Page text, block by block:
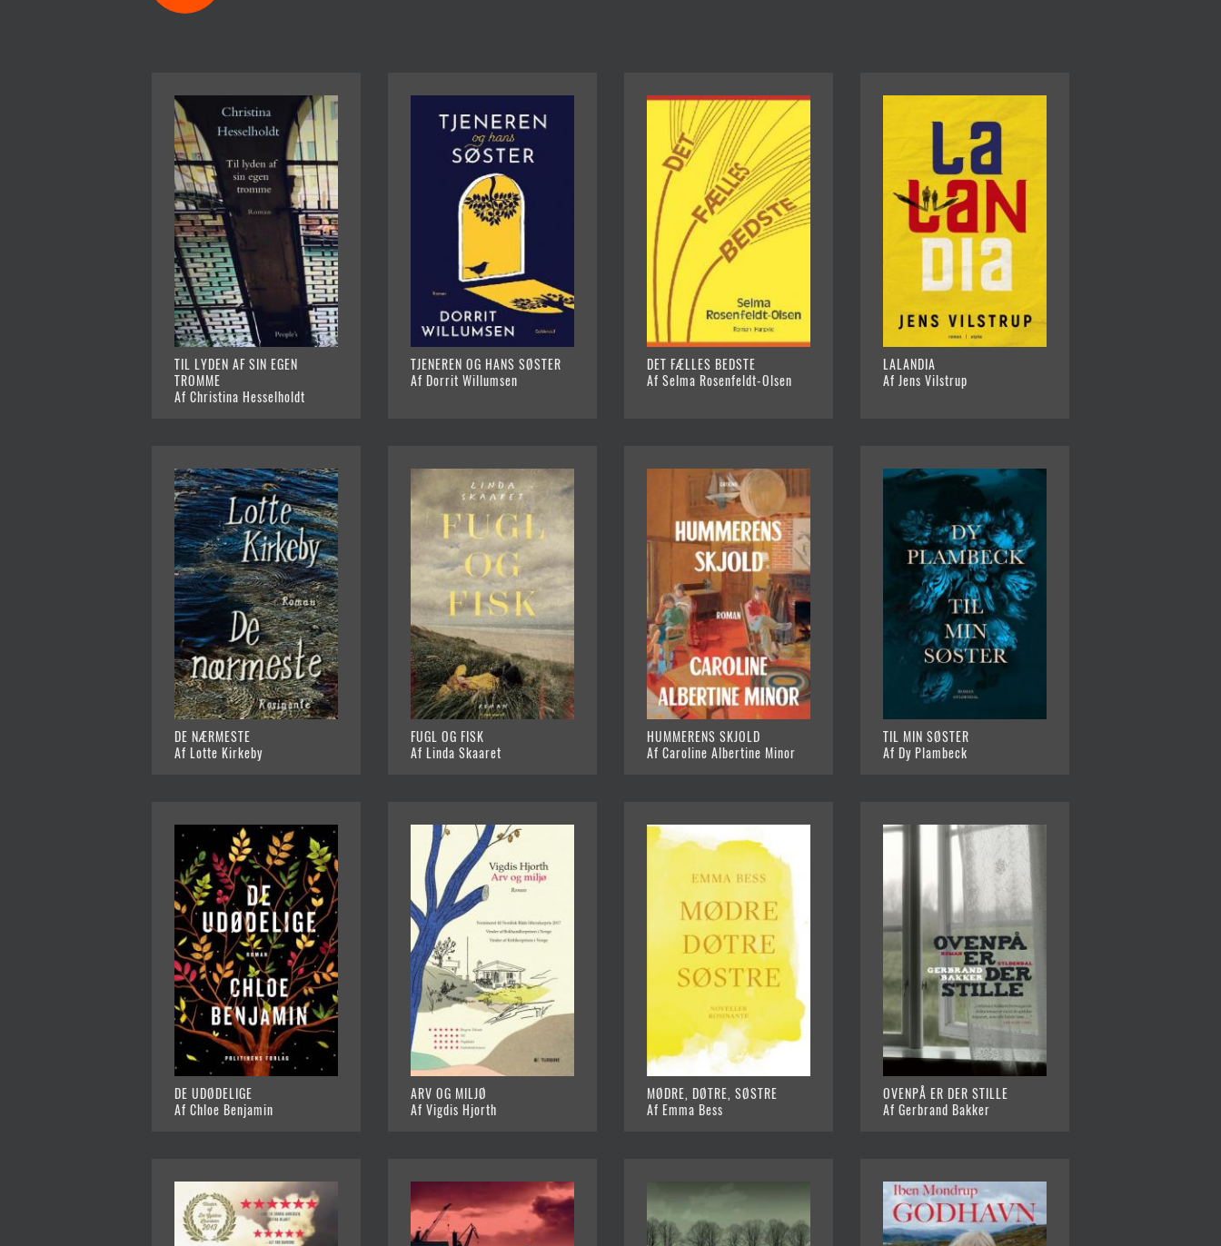
TIL LYDEN AF SIN EGEN
TROMME
Af Christina Hesselholdt
TJENEREN OG HANS SØSTER
Af Dorrit Willumsen
DET FÆLLES BEDSTE
Af Selma Rosenfeldt-Olsen
LALANDIA
Af Jens Vilstrup
DE NÆRMESTE
Af Lotte Kirkeby
FUGL OG FISK
Af Linda Skaaret
HUMMERENS SKJOLD
Af Caroline Albertine Minor
TIL MIN SØSTER
Af Dy Plambeck
DE UDØDELIGE
Af Chloe Benjamin
ARV OG MILJØ
Af Vigdis Hjorth
MØDRE, DØTRE, SØSTRE
Af Emma Bess
OVENPÅ ER DER STILLE
Af Gerbrand Bakker